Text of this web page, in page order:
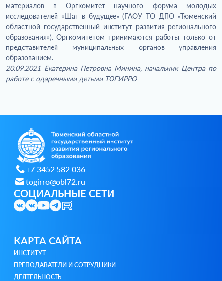
материалов в Оргкомитет научного форума молодых
исследователей «Шаг в будущее» (ГАОУ ТО ДПО «Тюменский
областной государственный институт развития регионального
образования»). Оргкомитетом принимаются работы только от
представителей муниципальных органов управления
образованием.
20.09.2021 Екатерина Петровна Минина, начальник Центра по
работе с одаренными детьми ТОГИРРО
+7 3452 582 036
togirro@obl72.ru
СОЦИАЛЬНЫЕ СЕТИ
КАРТА САЙТА
ИНСТИТУТ
ПРЕПОДАВАТЕЛИ И СОТРУДНИКИ
ДЕЯТЕЛЬНОСТЬ